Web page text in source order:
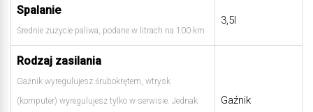
Spalanie
Średnie zużycie paliwa, podane w litrach na 100 km
3,5l
Rodzaj zasilania
Gaźnik wyregulujesz śrubokrętem, wtrysk
(komputer) wyregulujesz tylko w serwisie. Jednak
Gaźnik